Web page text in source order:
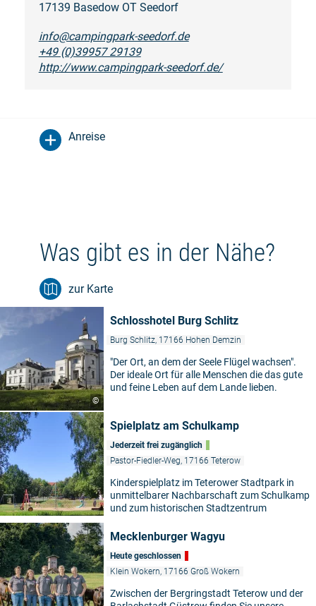
17139 Basedow OT Seedorf
info@campingpark-seedorf.de
+49 (0)39957 29139
http://www.campingpark-seedorf.de/
Anreise
Was gibt es in der Nähe?
zur Karte
©
Schlosshotel Burg Schlitz
Burg Schlitz, 17166 Hohen Demzin
"Der Ort, an dem der Seele Flügel wachsen".
Der ideale Ort für alle Menschen die das gute
und feine Leben auf dem Lande lieben.
Spielplatz am Schulkamp
Jederzeit frei zugänglich
Pastor-Fiedler-Weg, 17166 Teterow
Kinderspielplatz im Teterower Stadtpark in
unmittelbarer Nachbarschaft zum Schulkamp
und zum historischen Stadtzentrum
Mecklenburger Wagyu
Heute geschlossen
Klein Wokern, 17166 Groß Wokern
Zwischen der Bergringstadt Teterow und der